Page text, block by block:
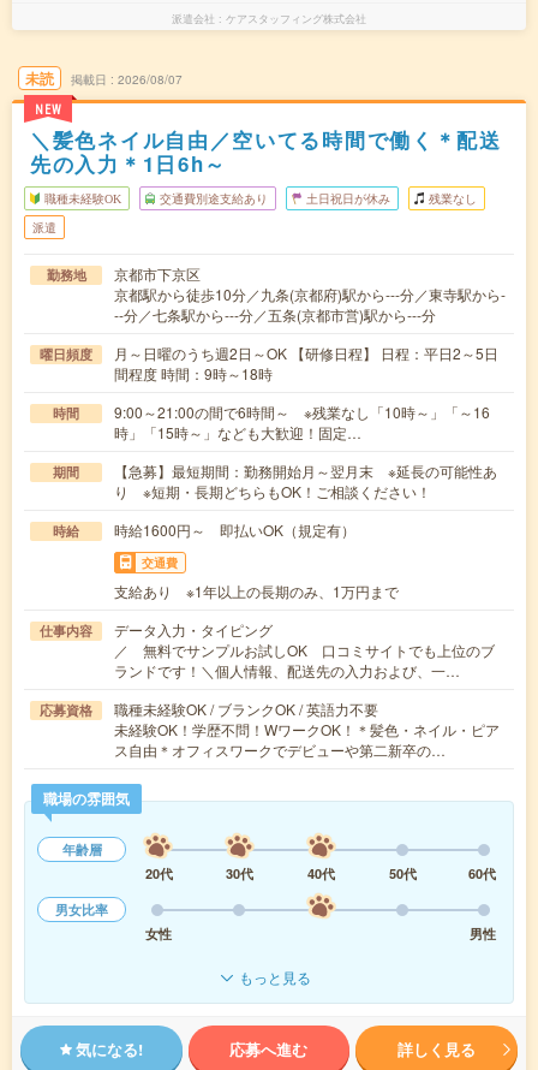
派遣会社 ケアスタッフィング株式会社
未読
NEW
掲載日 2026/08/07
＼髪色ネイル自由／空いてる時間で働く＊配送
先の入力＊1日6h～
職種未経験OK 交通費別途支給あり 土日祝日が休み 残業なし
派遣
勤務地
京都市下京区
京都駅から徒歩10分／九条(京都府)駅から---分／東寺駅から-
--分／七条駅から---分／五条(京都市営)駅から---分
曜日頻度
月～日曜のうち週2日～OK 【研修日程】 日程：平日2～5日
間程度 時間：9時～18時
時間
9:00～21:00の間で6時間～ ※残業なし「10時～」「～16
時」「15時～」なども大歓迎！固定…
期間
【急募】最短期間：勤務開始月～翌月末 ※延長の可能性あ
り ※短期・長期どちらもOK！ご相談ください！
時給 時給1600円～ 即払いOK（規定有）
交通費
支給あり ※1年以上の長期のみ、1万円まで
仕事内容
データ入力・タイピング
／ 無料でサンプルお試しOK 口コミサイトでも上位のブ
ランドです！＼個人情報、配送先の入力および、一…
応募資格
職種未経験OK / ブランクOK / 英語力不要
未経験OK！学歴不問！WワークOK！＊髪色・ネイル・ピア
ス自由＊オフィスワークでデビューや第二新卒の…
職場の雰囲気
年齢層
20代
30代 40代 50代
60代
男女比率
女性
男性
もっと見る
気になる! 応募へ進む 詳しく見る